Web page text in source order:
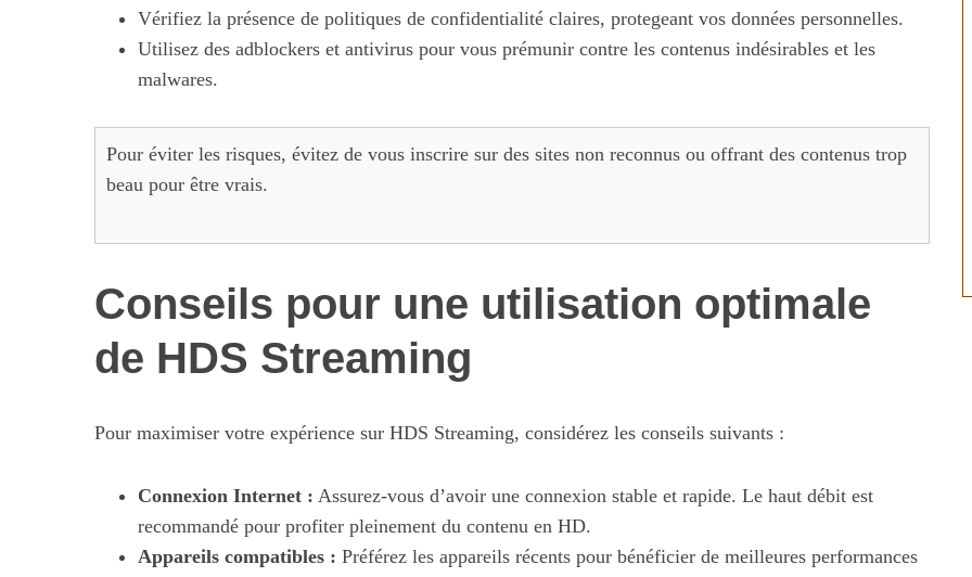
Vérifiez la présence de politiques de confidentialité claires, protegeant vos données personnelles.
Utilisez des adblockers et antivirus pour vous prémunir contre les contenus indésirables et les
malwares.
Pour éviter les risques, évitez de vous inscrire sur des sites non reconnus ou offrant des contenus trop
beau pour être vrais.
Conseils pour une utilisation optimale
de HDS Streaming
Pour maximiser votre expérience sur HDS Streaming, considérez les conseils suivants :
Connexion Internet : Assurez-vous d’avoir une connexion stable et rapide. Le haut débit est
recommandé pour profiter pleinement du contenu en HD.
Appareils compatibles : Préférez les appareils récents pour bénéficier de meilleures performances